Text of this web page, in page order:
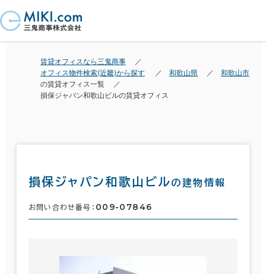
賃貸オフィスなら三鬼商事
オフィス物件検索(近畿)から探す
和歌山県
和歌山市
の賃貸オフィス一覧
損保ジャパン和歌山ビルの賃貸オフィス
損保ジャパン和歌山ビルの建物情報
お問い合わせ番号： 009-07846